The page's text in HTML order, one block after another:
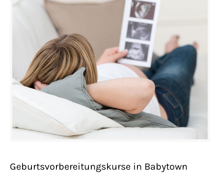
Geburtsvorbereitungskurse in Babytown